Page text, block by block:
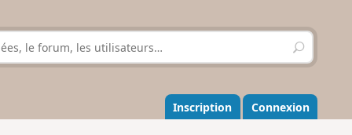
R
e
h
e
r
Inscription Connexion